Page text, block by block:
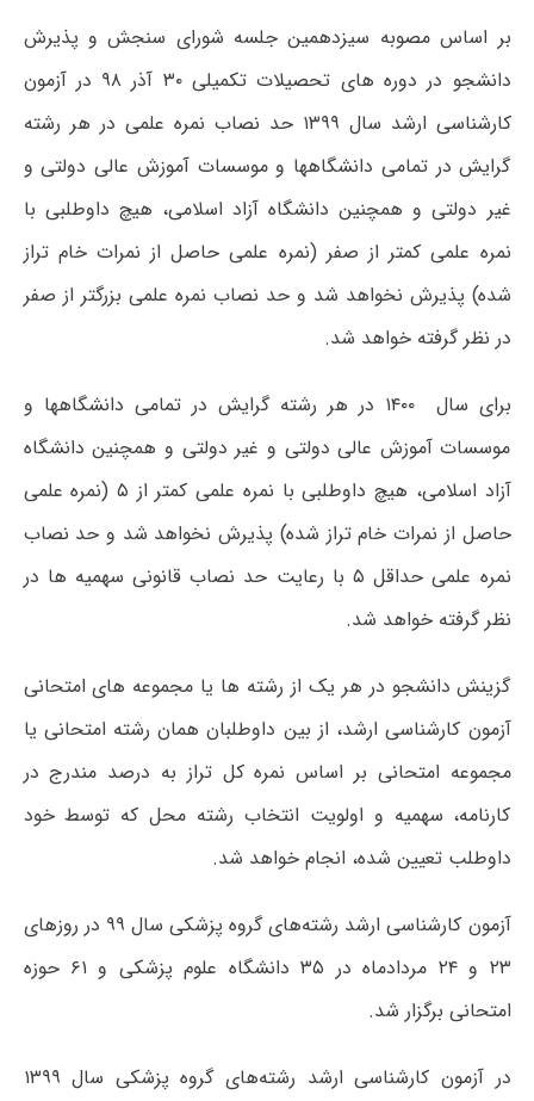
بر اساس مصوبه سیزدهمین جلسه شورای سنجش و پذیرش
دانشجو در دوره های تحصیلات تکمیلی ۳۰ آذر ۹۸ در آزمون
کارشناسی ارشد سال ۱۳۹۹ حد نصاب نمره علمی در هر رشته
گرایش در تمامی دانشگاهها و موسسات آموزش عالی دولتی و
غیر دولتی و همچنین دانشگاه آزاد اسلامی، هیچ داوطلبی با
نمره علمی کمتر از صفر (نمره علمی حاصل از نمرات خام تراز
شده) پذیرش نخواهد شد و حد نصاب نمره علمی بزرگتر از صفر
در نظر گرفته خواهد شد.
برای سال ۱۴۰۰ در هر رشته گرایش در تمامی دانشگاهها و
موسسات آموزش عالی دولتی و غیر دولتی و همچنین دانشگاه
آزاد اسلامی، هیچ داوطلبی با نمره علمی کمتر از ۵ (نمره علمی
حاصل از نمرات خام تراز شده) پذیرش نخواهد شد و حد نصاب
نمره علمی حداقل ۵ با رعایت حد نصاب قانونی سهمیه ها در
نظر گرفته خواهد شد.
گزینش دانشجو در هر یک از رشته ها یا مجموعه های امتحانی
آزمون کارشناسی ارشد، از بین داوطلبان همان رشته امتحانی یا
مجموعه امتحانی بر اساس نمره کل تراز به درصد مندرج در
کارنامه، سهمیه و اولویت انتخاب رشته محل که توسط خود
داوطلب تعیین شده، انجام خواهد شد.
آزمون کارشناسی ارشد رشته‌های گروه پزشکی سال ۹۹ در روزهای
۲۳ و ۲۴ مردادماه در ۳۵ دانشگاه علوم پزشکی و ۶۱ حوزه
امتحانی برگزار شد.
در آزمون کارشناسی ارشد رشته‌های گروه پزشکی سال ۱۳۹۹